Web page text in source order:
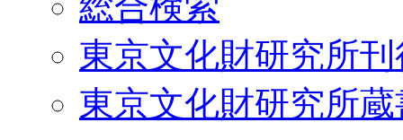
東京文化財研究所
東京文化財研究所